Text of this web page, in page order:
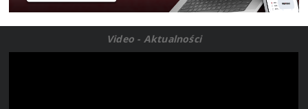
Video - Aktualności